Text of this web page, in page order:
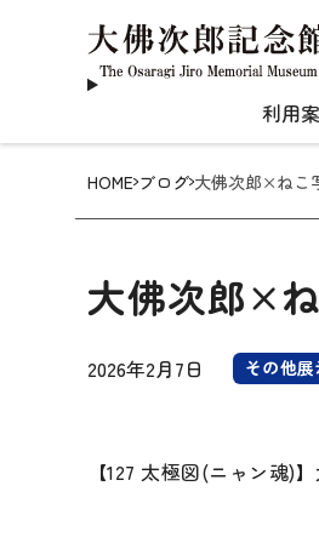
利用
HOME ブログ 大佛次郎×ねこ
大佛次郎×ね
2026年2月7日 その他
【127 太極図(ニャン魂